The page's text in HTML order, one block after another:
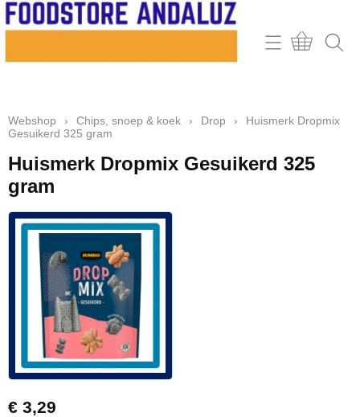
Home
Contact
Mijn account
Retour & klachten
Informatie
Webshop › Chips, snoep & koek › Drop ›
Huismerk Dropmix
Gesuikerd 325 gram
Huismerk Dropmix Gesuikerd 325
gram
€ 3,29